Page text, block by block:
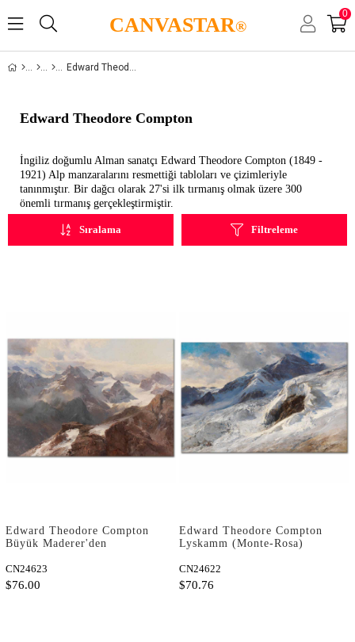
CANVASTAR®
0
Edward Theodore Compton
Edward Theodore Compton
İngiliz doğumlu Alman sanatçı Edward Theodore Compton (1849 -
1921) Alp manzaralarını resmettiği tabloları ve çizimleriyle
tanınmıştır. Bir dağcı olarak 27'si ilk tırmanış olmak üzere 300
önemli tırmanış gerçekleştirmiştir.
Filtreleme
Sıralama
Edward Theodore Compton
Büyük Maderer'den
CN24623
$76.00
Edward Theodore Compton
Lyskamm (Monte-Rosa)
CN24622
$70.76